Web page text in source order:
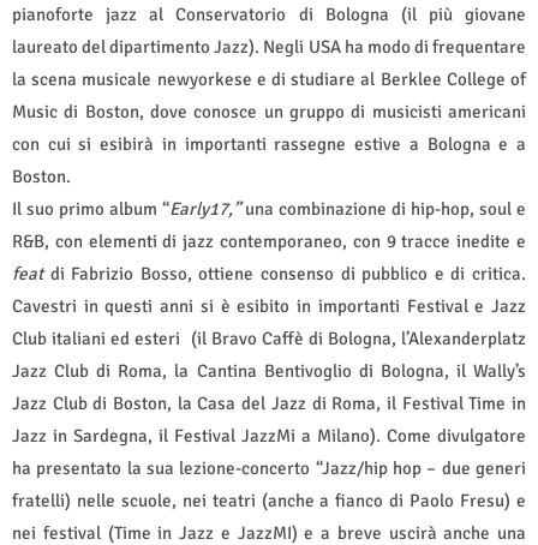
pianoforte jazz al Conservatorio di Bologna (il più giovane
laureato del dipartimento Jazz). Negli USA ha modo di frequentare
la scena musicale newyorkese e di studiare al Berklee College of
Music di Boston, dove conosce un gruppo di musicisti americani
con cui si esibirà in importanti rassegne estive a Bologna e a
Boston.
Il suo primo album “Early17,”una combinazione di hip-hop, soul e
R&B, con elementi di jazz contemporaneo, con 9 tracce inedite e
featdi Fabrizio Bosso, ottiene consenso di pubblico e di critica.
Cavestri in questi anni si è esibito in importanti Festival e Jazz
Club italiani ed esteri (il Bravo Caffè di Bologna, l’Alexanderplatz
Jazz Club di Roma, la Cantina Bentivoglio di Bologna, il Wally’s
Jazz Club di Boston, la Casa del Jazz di Roma, il Festival Time in
Jazz in Sardegna, il Festival JazzMi a Milano). Come divulgatore
ha presentato la sua lezione-concerto “Jazz/hip hop – due generi
fratelli) nelle scuole, nei teatri (anche a fianco di Paolo Fresu) e
nei festival (Time in Jazz e JazzMI) e a breve uscirà anche una